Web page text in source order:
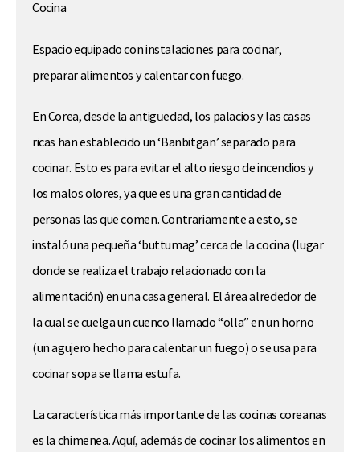
Cocina
Espacio equipado con instalaciones para cocinar,
preparar alimentos y calentar con fuego.
En Corea, desde la antigüedad, los palacios y las casas
ricas han establecido un ‘Banbitgan’ separado para
cocinar. Esto es para evitar el alto riesgo de incendios y
los malos olores, ya que es una gran cantidad de
personas las que comen. Contrariamente a esto, se
instaló una pequeña ‘buttumag’ cerca de la cocina (lugar
donde se realiza el trabajo relacionado con la
alimentación) en una casa general. El área alrededor de
la cual se cuelga un cuenco llamado “olla” en un horno
(un agujero hecho para calentar un fuego) o se usa para
cocinar sopa se llama estufa.
La característica más importante de las cocinas coreanas
es la chimenea. Aquí, además de cocinar los alimentos en